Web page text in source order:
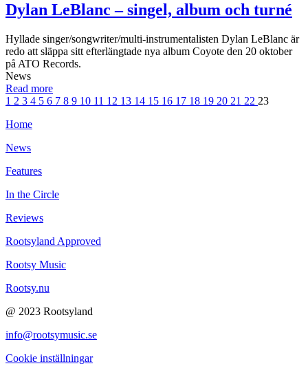
Dylan LeBlanc – singel, album och turné
Hyllade singer/songwriter/multi-instrumentalisten Dylan LeBlanc är
redo att släppa sitt efterlängtade nya album Coyote den 20 oktober
på ATO Records.
News
Read more
1 2 3 4 5 6 7 8 9 10 11 12 13 14 15 16 17 18 19 20 21 22 23
Home
News
Features
In the Circle
Reviews
Rootsyland Approved
Rootsy Music
Rootsy.nu
@ 2023 Rootsyland
info@rootsymusic.se
Cookie inställningar